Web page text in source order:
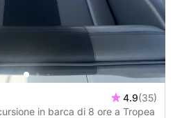
4.9(35)
in barca di 8 ore a Tropea